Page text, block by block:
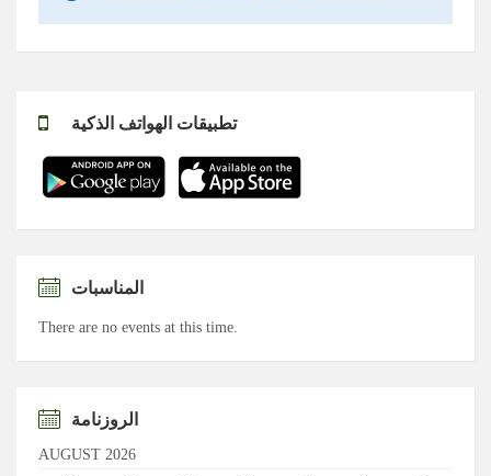
تطبيقات الهواتف الذكية
المناسبات
There are no events at this time.
الروزنامة
AUGUST 2026